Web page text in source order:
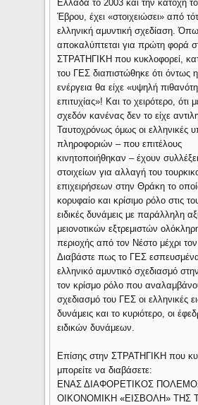
Ελλάδα το 2003 και την κατοχή
Έβρου, έχει «στοιχειώσει» από
ελληνική αμυντική σχεδίαση.
αποκαλύπτεται για πρώτη φορά
ΣΤΡΑΤΗΓΙΚΗ που κυκλοφορεί,
του ΓΕΣ διαπιστώθηκε ότι όντως
ενέργεια θα είχε «υψηλή
επιτυχίας»! Kαι το χειρότερο, ότι
σχεδόν κανένας δεν το είχε
Ταυτοχρόνως όμως οι ελληνικές
πληροφοριών – που επιτέλους
κινητοποιήθηκαν – έχουν
στοιχείων για αλλαγή του
επιχειρήσεων στην Θράκη το
κορυφαίο και κρίσιμο ρόλο στις
ειδικές δυνάμεις με παράλληλη
μειονοτικών εξτρεμιστών
περιοχής από τον Νέστο μέχρι
Διαβάστε πως το ΓΕΣ
ελληνικό αμυντικό σχεδιασμό
τον κρίσμο ρόλο που
σχεδιασμό του ΓΕΣ οι ελληνικές
δυνάμεις και το κυριότερο, οι
ειδικών δυνάμεων.
Επίσης στην ΣΤΡΑΤΗΓΙΚΗ που
μπορείτε να διαβάσετε:
ENAΣ ΔΙΑΦΟΡΕΤΙΚΟΣ
ΟΙΚΟΝΟΜΙΚΗ «ΕΙΣΒΟΛΗ» ΤΗΣ